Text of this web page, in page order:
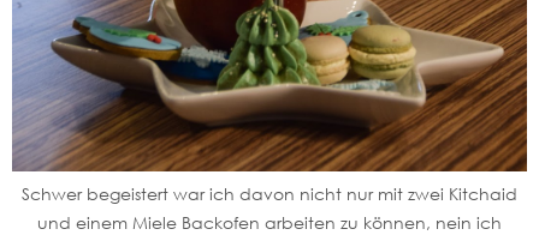
Schwer begeistert war ich davon nicht nur mit zwei Kitchaid
und einem Miele Backofen arbeiten zu können, nein ich